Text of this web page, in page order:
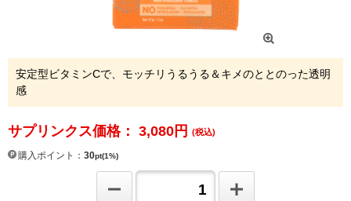
安定型ビタミンCで、モッチリうるうる＆キメのととのった透明
感
サプリンクス価格： 3,080 円 (税込)
購入ポイント： 30pt(1%)